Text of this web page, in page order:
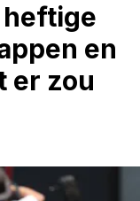
en
er zou